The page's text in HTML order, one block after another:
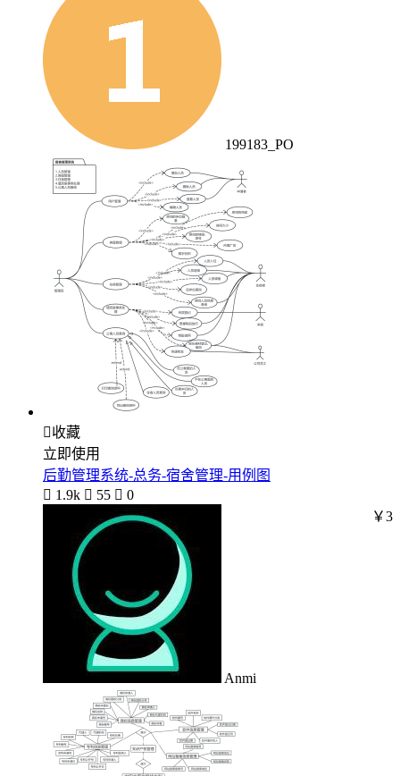
199183_PO
收藏
立即使用
后勤管理系统-总务-宿舍管理-用例图
 1.9k  55  0
Anmi
￥3